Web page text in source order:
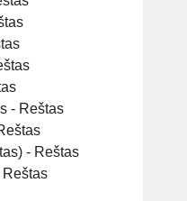
- Reštas
- Reštas